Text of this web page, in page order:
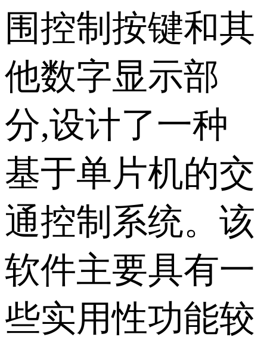
围控制按键和其
他数字显示部
分,设计了一种
基于单片机的交
通控制系统。该
软件主要具有一
些实用性功能较